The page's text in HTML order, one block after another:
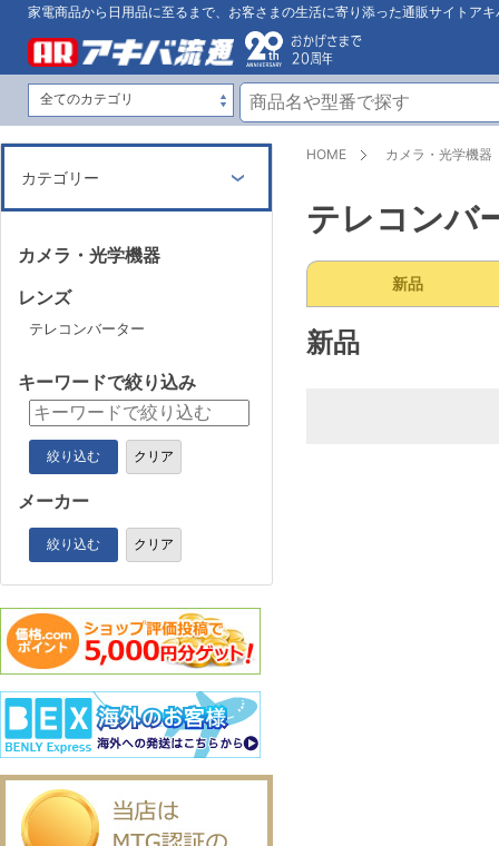
家電商品から日用品に至るまで、お客さまの生活に寄り添った通販サイトアキ
HOME カメラ・光学機器
テレコンバ
新品
新品
カテゴリー
カメラ・光学機器
レンズ
テレコンバーター
キーワードで絞り込み
絞り込む クリア
メーカー
絞り込む クリア